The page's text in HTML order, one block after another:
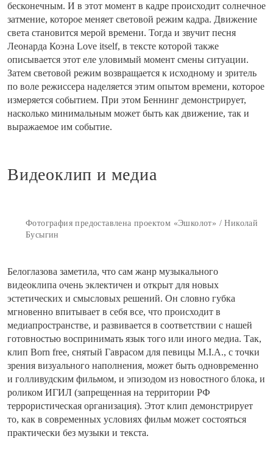
бесконечным. И в этот момент в кадре происходит солнечное
затмение, которое меняет световой режим кадра. Движение
света становится мерой времени. Тогда и звучит песня
Леонарда Коэна Love itself, в тексте которой также
описывается этот еле уловимый момент смены ситуации.
Затем световой режим возвращается к исходному и зритель
по воле режиссера наделяется этим опытом времени, которое
измеряется событием. При этом Беннинг демонстрирует,
насколько минимальным может быть как движение, так и
выражаемое им событие.
Видеоклип и медиа
Фотография предоставлена проектом «Эшколот» / Николай
Бусыгин
Белоглазова заметила, что сам жанр музыкального
видеоклипа очень эклектичен и открыт для новых
эстетических и смысловых решений. Он словно губка
мгновенно впитывает в себя все, что происходит в
медиапространстве, и развивается в соответствии с нашей
готовностью воспринимать язык того или иного медиа. Так,
клип Born free, снятый Гаврасом для певицы M.I.A., с точки
зрения визуального наполнения, может быть одновременно
и голливудским фильмом, и эпизодом из новостного блока, и
роликом ИГИЛ (запрещенная на территории РФ
террористическая организация). Этот клип демонстрирует
то, как в современных условиях фильм может состояться
практически без музыки и текста.